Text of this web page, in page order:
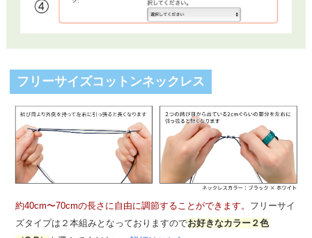
フリーサイズコットンネックレス
約40cm〜70cmの長さに自由に調節することができます。 フリーサイ
ズタイプは２本組みとなっておりますのでお好きなカラー２色